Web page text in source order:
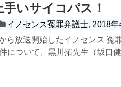
いサイコパス！
イノセンス冤罪弁護士, 2018年
ら放送開始したイノセンス 冤
について、黒川拓先生（坂口